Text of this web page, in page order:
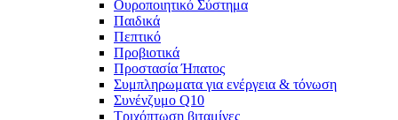
Ουροποιητικό Σύστημα
Παιδικά
Πεπτικό
Προβιοτικά
Προστασία Ήπατος
Συμπληρωματα για ενέργεια & τόνωση
Συνένζυμο Q10
Τριχόπτωση βιταμίνες